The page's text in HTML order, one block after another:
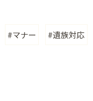
#マナー #遺族対応